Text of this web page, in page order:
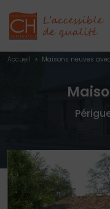
Accueil > Maisons neuves